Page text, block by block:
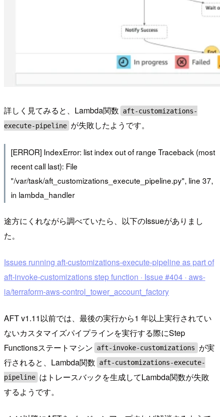
詳しく見てみると、Lambda関数
aft-customizations-
execute-pipeline が失敗したようです。
[ERROR] IndexError: list index out of range Traceback (most
recent call last): File
"/var/task/aft_customizations_execute_pipeline.py", line 37,
in lambda_handler
途方にくれながら調べていたら、以下のIssueがありまし
た。
Issues running aft-customizations-execute-pipeline as part of
aft-invoke-customizations step function · Issue #404 · aws-
ia/terraform-aws-control_tower_account_factory
AFT v1.11以前では、最後の実行から1 年以上実行されてい
ないカスタマイズパイプラインを実行する際にStep
Functionsステートマシン
aft-invoke-customizations
が実
行されると、Lambda関数
aft-customizations-execute-
pipeline はトレースバックを生成してLambda関数が失敗
するようです。